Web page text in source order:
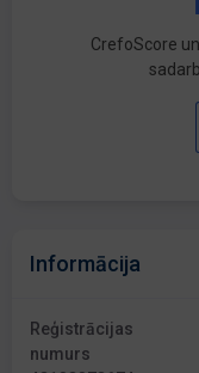
CrefoScore
Informācija
Reģistrācijas
numurs